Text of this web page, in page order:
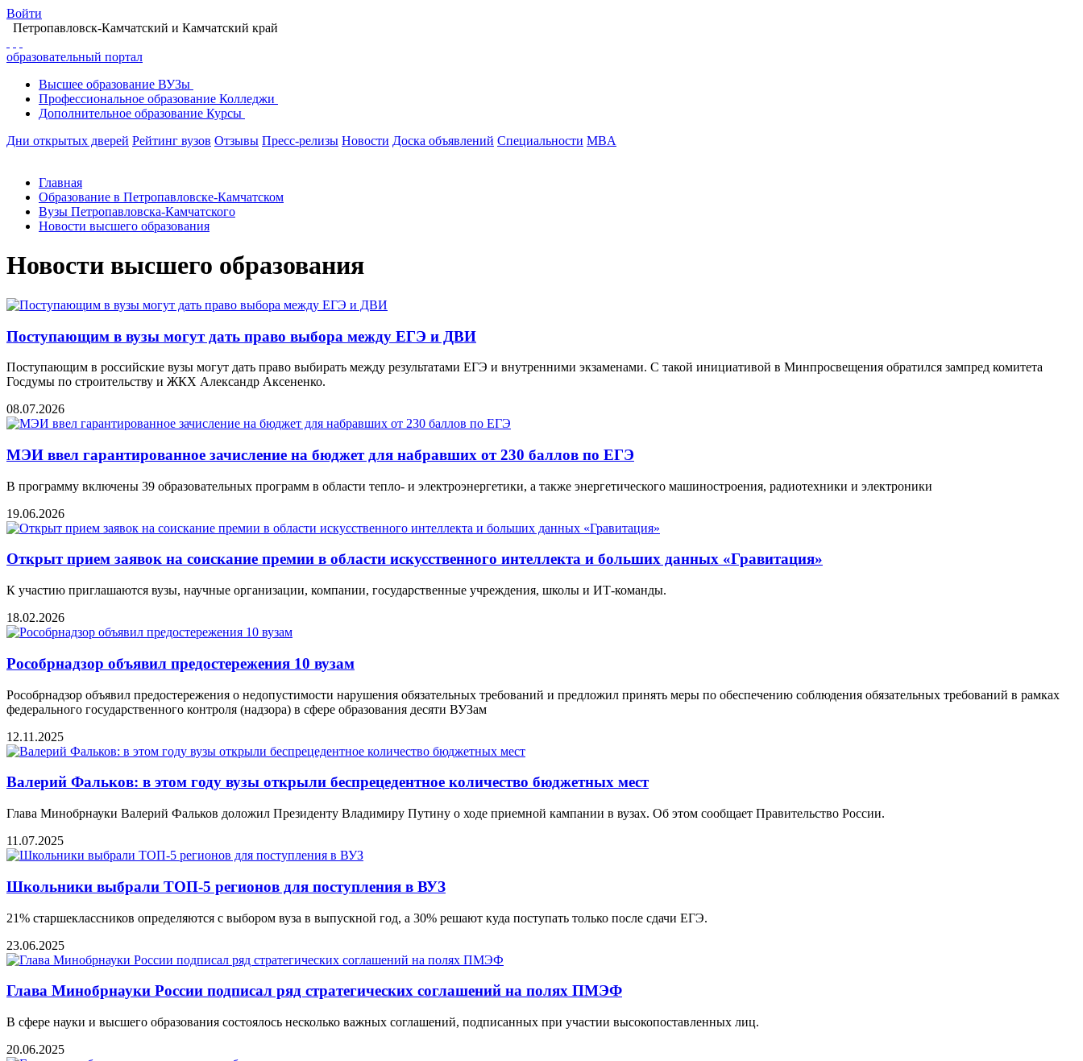
Войти
Петропавловск-Камчатский и Камчатский край
образовательный портал
Высшее образование ВУЗы
Профессиональное образование Колледжи
Дополнительное образование Курсы
Дни открытых дверей Рейтинг вузов Отзывы Пресс-релизы Новости Доска объявлений Специальности MBA
Главная
Образование в Петропавловске-Камчатском
Вузы Петропавловска-Камчатского
Новости высшего образования
Новости высшего образования
Поступающим в вузы могут дать право выбора между ЕГЭ и ДВИ
Поступающим в российские вузы могут дать право выбирать между результатами ЕГЭ и внутренними экзаменами. С такой инициативой в Минпросвещения обратился зампред комитета
Госдумы по строительству и ЖКХ Александр Аксененко.
08.07.2026
МЭИ ввел гарантированное зачисление на бюджет для набравших от 230 баллов по ЕГЭ
В программу включены 39 образовательных программ в области тепло- и электроэнергетики, а также энергетического машиностроения, радиотехники и электроники
19.06.2026
Открыт прием заявок на соискание премии в области искусственного интеллекта и больших данных «Гравитация»
К участию приглашаются вузы, научные организации, компании, государственные учреждения, школы и ИТ-команды.
18.02.2026
Рособрнадзор объявил предостережения 10 вузам
Рособрнадзор объявил предостережения о недопустимости нарушения обязательных требований и предложил принять меры по обеспечению соблюдения обязательных требований в рамках
федерального государственного контроля (надзора) в сфере образования десяти ВУЗам
12.11.2025
Валeрий Фальков: в этом году вузы открыли бeспрeцeдeнтноe количeство бюджeтных мeст
Глава Минобрнауки Валерий Фальков доложил Президенту Владимиру Путину о ходе приемной кампании в вузах. Об этом сообщаeт Правитeльство России.
11.07.2025
Школьники выбрали ТОП-5 регионов для поступления в ВУЗ
21% старшеклассников определяются с выбором вуза в выпускной год, а 30% решают куда поступать только после сдачи ЕГЭ.
23.06.2025
Глава Минобрнауки России подписал ряд стратегических соглашений на полях ПМЭФ
В сфере науки и высшего образования состоялось несколько важных соглашений, подписанных при участии высокопоставленных лиц.
20.06.2025